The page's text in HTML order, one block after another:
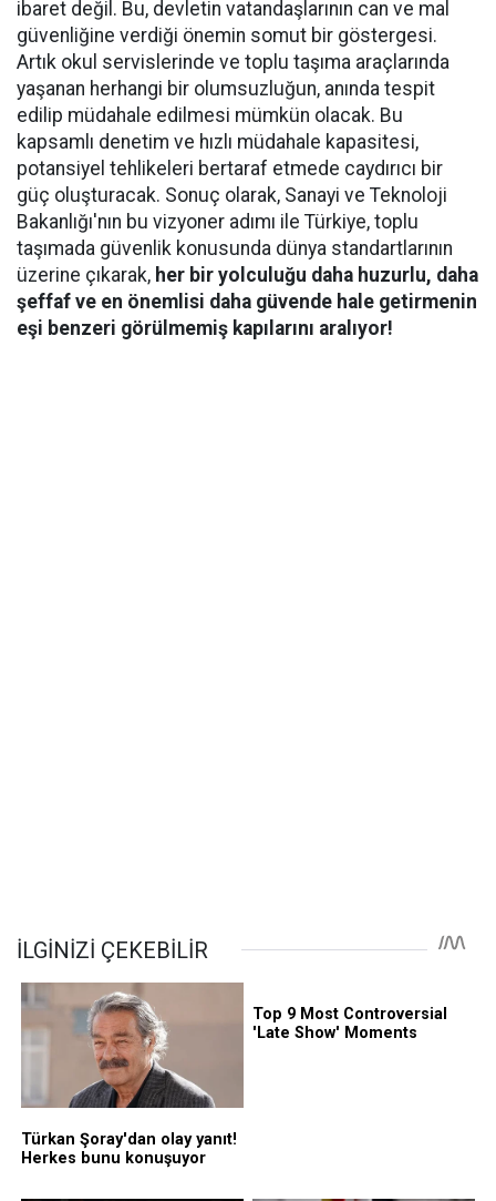
ibaret değil. Bu, devletin vatandaşlarının can ve mal
güvenliğine verdiği önemin somut bir göstergesi.
Artık okul servislerinde ve toplu taşıma araçlarında
yaşanan herhangi bir olumsuzluğun, anında tespit
edilip müdahale edilmesi mümkün olacak. Bu
kapsamlı denetim ve hızlı müdahale kapasitesi,
potansiyel tehlikeleri bertaraf etmede caydırıcı bir
güç oluşturacak. Sonuç olarak, Sanayi ve Teknoloji
Bakanlığı'nın bu vizyoner adımı ile Türkiye, toplu
taşımada güvenlik konusunda dünya standartlarının
üzerine çıkarak, her bir yolculuğu daha huzurlu, daha
şeffaf ve en önemlisi daha güvende hale getirmenin
eşi benzeri görülmemiş kapılarını aralıyor!